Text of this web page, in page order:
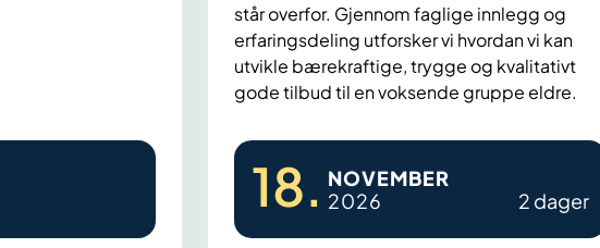
står overfor. Gjennom faglige innlegg og
erfaringsdeling utforsker vi hvordan vi kan
utvikle bærekraftige, trygge og kvalitativt
gode tilbud til en voksende gruppe eldre.
O
v
18. NOVEMBER
2026
2 dager